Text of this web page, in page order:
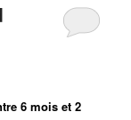
6 mois et 2